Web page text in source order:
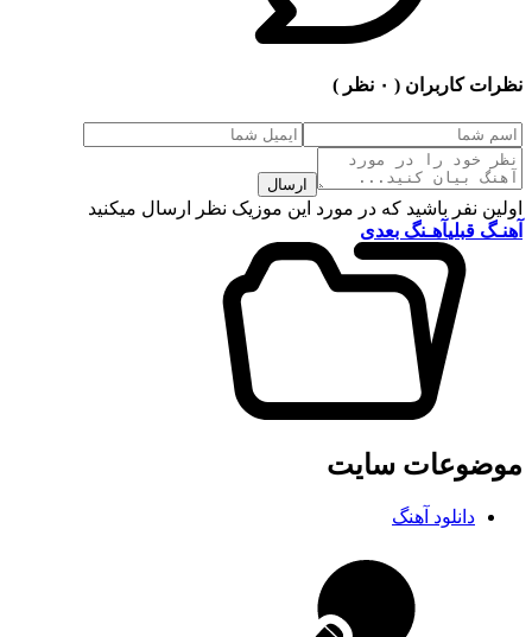
نظرات کاربران ( ۰ نظر )
ارسال
اولین نفر باشید که در مورد این موزیک نظر ارسال میکنید
آهنـگ قبلیآهـنگ بعدی
موضوعات سایت
دانلود آهنگ